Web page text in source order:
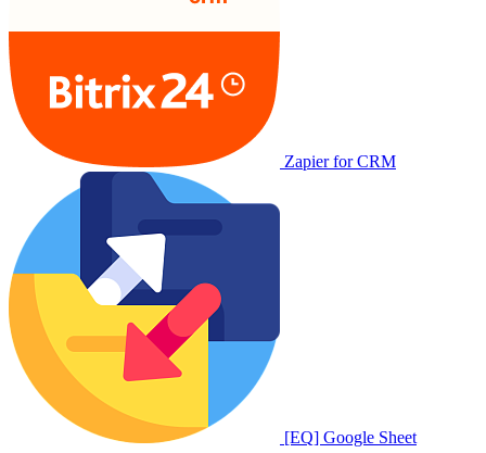
Zapier for CRM
[EQ] Google Sheet